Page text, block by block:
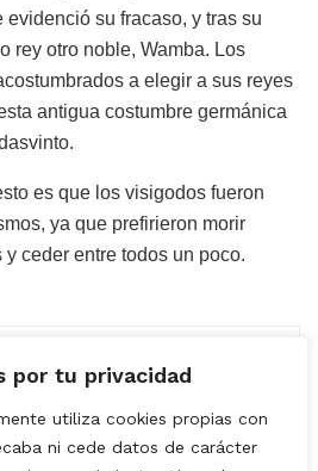
por tu privacidad
utiliza cookies propias con
ni cede datos de carácter
su fracaso, y tras su
rey otro noble, Wamba. Los
a elegir a sus reyes
antigua costumbre germánica
es que los visigodos fueron
ya que prefirieron morir
ceder entre todos un poco.